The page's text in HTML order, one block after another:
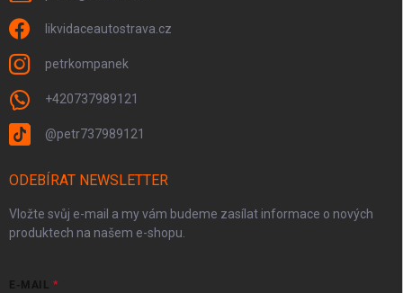
likvidaceautostrava.cz
petrkompanek
+420737989121
@petr737989121
ODEBÍRAT NEWSLETTER
Vložte svůj e-mail a my vám budeme zasílat informace o nových
produktech na našem e-shopu.
E-MAIL